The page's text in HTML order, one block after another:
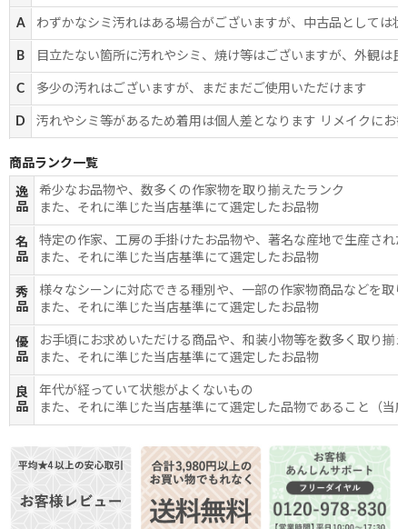
A わずかなシミ汚れはある場合がございますが、中古品としては
B 目立たない箇所に汚れやシミ、焼け等はございますが、外観は
C 多少の汚れはございますが、まだまだご使用いただけます
D 汚れやシミ等があるため着用は個人差となります リメイクにお
商品ランク一覧
逸
品
希少なお品物や、数多くの作家物を取り揃えたランク
また、それに準じた当店基準にて選定したお品物
名
品
特定の作家、工房の手掛けたお品物や、著名な産地で生産され
また、それに準じた当店基準にて選定したお品物
秀
品
様々なシーンに対応できる種別や、一部の作家物商品などを取
また、それに準じた当店基準にて選定したお品物
優
品
お手頃にお求めいただける商品や、和装小物等を数多く取り揃
また、それに準じた当店基準にて選定したお品物
良
品
年代が経っていて状態がよくないもの
また、それに準じた当店基準にて選定した品物であること（当